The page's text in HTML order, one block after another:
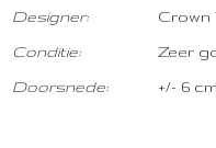
Designer:
Conditie:
Doorsnede:
Crown
Zeer
+/- 6 cm